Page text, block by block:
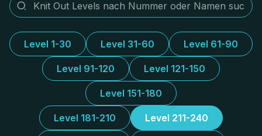
Level 1-30 Level 31-60 Level 61-90
Level 91-120 Level 121-150
Level 151-180
Level 181-210 Level 211-240